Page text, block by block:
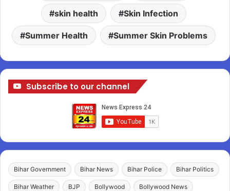
skin health Skin Infection
Summer Health Summer Skin Problems
Subscribe to our channel
Bihar Government Bihar News Bihar Police Bihar Politics
Bihar Weather BJP Bollywood Bollywood News